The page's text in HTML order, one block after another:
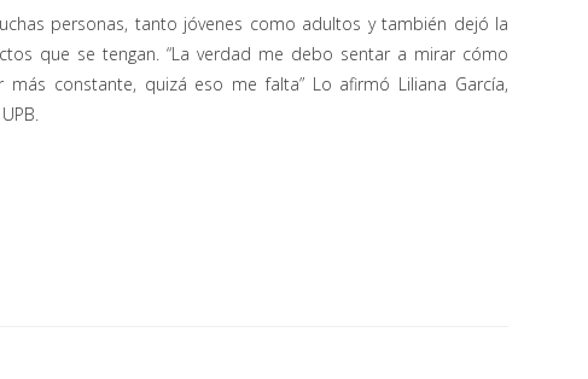
personas, tanto jóvenes como adultos y también dejó la
que se tengan. “La verdad me debo sentar a mirar cómo
constante, quizá eso me falta” Lo afirmó Liliana García,